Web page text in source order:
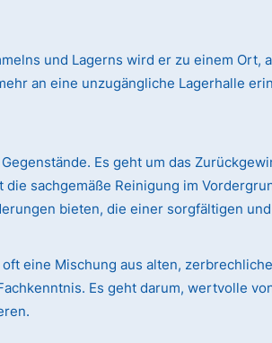
und Lagerns wird er zu einem Ort,
an eine unzugängliche Lagerhalle
Es geht um das
sachgemäße Reinigung im
bieten, die einer sorgfältigen
eine Mischung aus alten,
Es geht darum, wertvolle